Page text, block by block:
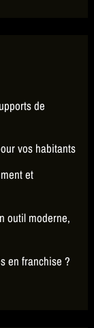
de
vos habitants
et
outil moderne,
en franchise ?